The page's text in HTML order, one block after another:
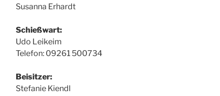
Susanna Erhardt
Schießwart:
Udo Leikeim
Telefon: 09261 500734
Beisitzer:
Stefanie Kiendl